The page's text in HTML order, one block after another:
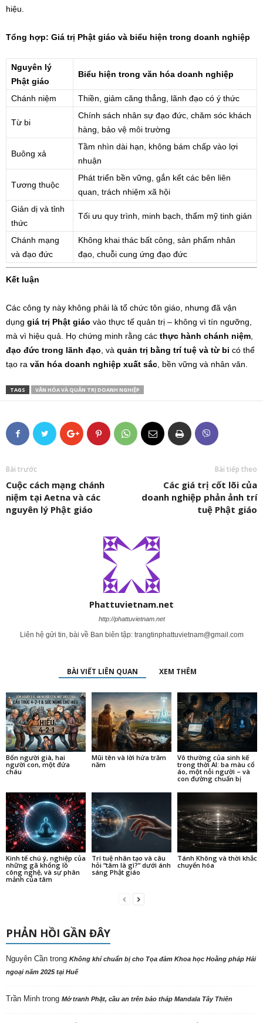
hiệu.
Tổng hợp: Giá trị Phật giáo và biểu hiện trong doanh nghiệp
Nguyên lý
Phật giáo
Biểu hiện trong văn hóa doanh nghiệp
Chánh niệm Thiền, giảm căng thẳng, lãnh đạo có ý thức
Từ bi
Chính sách nhân sự đạo đức, chăm sóc khách
hàng, bảo vệ môi trường
Buông xả
Tầm nhìn dài hạn, không bám chấp vào lợi
nhuận
Tương thuộc
Phát triển bền vững, gắn kết các bên liên
quan, trách nhiệm xã hội
Giản dị và tỉnh
thức
Tối ưu quy trình, minh bạch, thẩm mỹ tinh giản
Chánh mạng
và đạo đức
Không khai thác bất công, sản phẩm nhân
đạo, chuỗi cung ứng đạo đức
Kết luận
Các công ty này không phải là tổ chức tôn giáo, nhưng đã vận
dụng giá trị Phật giáo vào thực tế quản trị – không vì tín ngưỡng,
mà vì hiệu quả. Họ chứng minh rằng các thực hành chánh niệm
đạo đức trong lãnh đạo , và quản trị bằng trí tuệ và từ bi có thể
tạo ra văn hóa doanh nghiệp xuất sắc , bền vững và nhân văn.
TAGS VĂN HÓA VÀ QUẢN TRỊ DOANH NGHIỆP
Bài trước
Cuộc cách mạng chánh
niệm tại Aetna và các
nguyên lý Phật giáo
Bài tiếp theo
Các giá trị cốt lõi của
doanh nghiệp phản ảnh trí
tuệ Phật giáo
Phattuvietnam.net
http://phattuvietnam.net
Liên hệ gửi tin, bài về Ban biên tập: trangtinphattuvietnam@gmail.com
BÀI VIẾT LIÊN QUAN XEM THÊM
Bốn người già, hai
người con, một đứa
cháu
Mũi tên và lời hứa trăm
năm
Vô thường của sinh kế
trong thời AI: ba màu cổ
áo, một nỗi người – và
con đường chuẩn bị
Kinh tế chú ý, nghiệp của
những gã khổng lồ
công nghệ, và sự phân
mảnh của tâm
Trí tuệ nhân tạo và câu
hỏi “tâm là gì?” dưới ánh
sáng Phật giáo
Tánh Không và thời khắc
chuyển hóa
PHẢN HỒI GẦN ĐÂY
Nguyên Cần trong Không khí chuẩn bị cho Tọa đàm Khoa học Hoằng pháp Hải
ngoại năm 2025 tại Huế
Trần Minh trong Mở tranh Phật, cầu an trên bảo tháp Mandala Tây Thiên